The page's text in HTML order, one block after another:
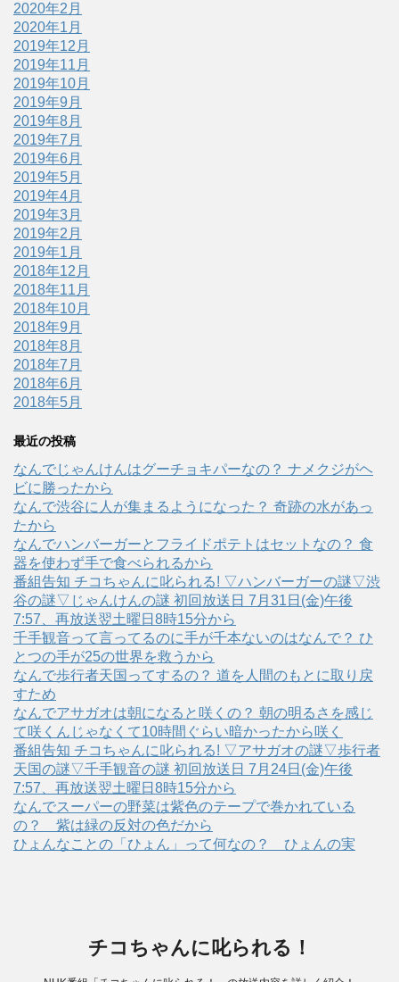
2020年2月
2020年1月
2019年12月
2019年11月
2019年10月
2019年9月
2019年8月
2019年7月
2019年6月
2019年5月
2019年4月
2019年3月
2019年2月
2019年1月
2018年12月
2018年11月
2018年10月
2018年9月
2018年8月
2018年7月
2018年6月
2018年5月
最近の投稿
なんでじゃんけんはグーチョキパーなの？ ナメクジがヘ
ビに勝ったから
なんで渋谷に人が集まるようになった？ 奇跡の水があっ
たから
なんでハンバーガーとフライドポテトはセットなの？ 食
器を使わず手で食べられるから
番組告知 チコちゃんに叱られる! ▽ハンバーガーの謎▽渋
谷の謎▽じゃんけんの謎 初回放送日 7月31日(金)午後
7:57、再放送翌土曜日8時15分から
千手観音って言ってるのに手が千本ないのはなんで？ ひ
とつの手が25の世界を救うから
なんで歩行者天国ってするの？ 道を人間のもとに取り戻
すため
なんでアサガオは朝になると咲くの？ 朝の明るさを感じ
て咲くんじゃなくて10時間ぐらい暗かったから咲く
番組告知 チコちゃんに叱られる! ▽アサガオの謎▽歩行者
天国の謎▽千手観音の謎 初回放送日 7月24日(金)午後
7:57、再放送翌土曜日8時15分から
なんでスーパーの野菜は紫色のテープで巻かれている
の？ 紫は緑の反対の色だから
ひょんなことの「ひょん」って何なの？ ひょんの実
チコちゃんに叱られる！